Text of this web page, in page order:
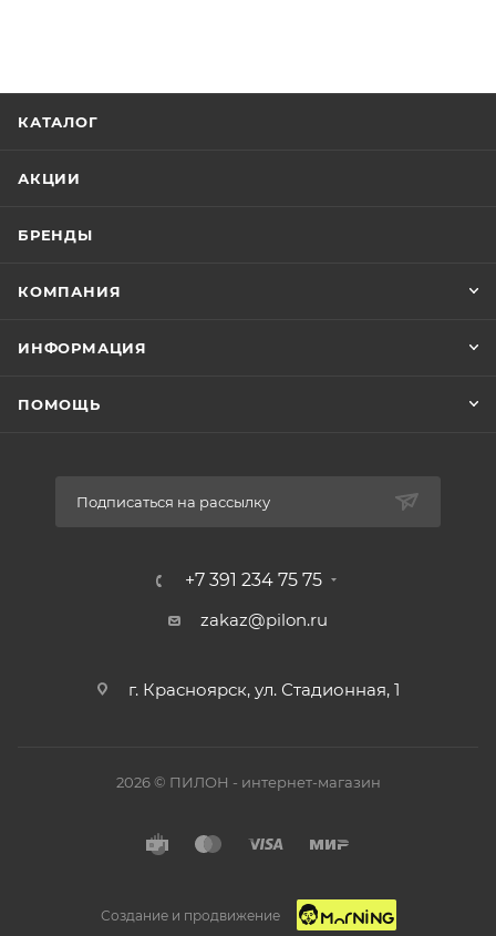
КАТАЛОГ
АКЦИИ
БРЕНДЫ
КОМПАНИЯ
ИНФОРМАЦИЯ
ПОМОЩЬ
Подписаться на рассылку
+7 391 234 75 75
zakaz@pilon.ru
г. Красноярск, ул. Стадионная, 1
2026 © ПИЛОН - интернет-магазин
Создание и продвижение